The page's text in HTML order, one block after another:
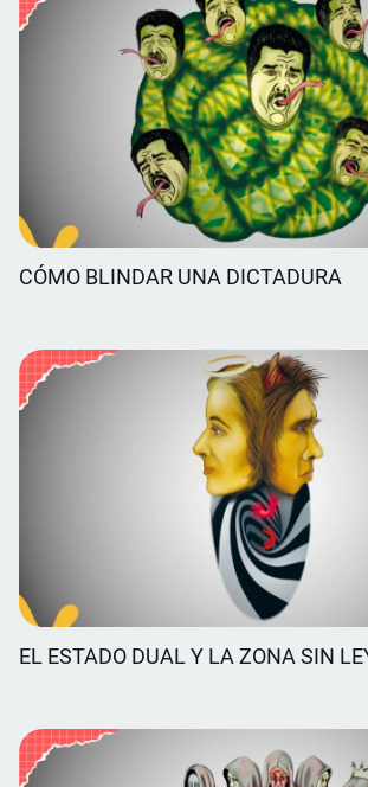
CÓMO BLINDAR UNA DICTADURA
EL ESTADO DUAL Y LA ZONA SIN